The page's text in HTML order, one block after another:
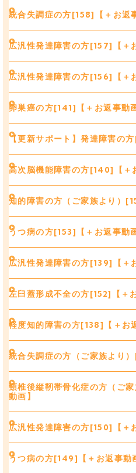
統合失調症の方[158]【＋お返
広汎性発達障害の方[157]【＋
広汎性発達障害の方[156]【＋
卵巣癌の方[141]【＋お返事動
【更新サポート】発達障害の
高次脳機能障害の方[140]【＋
知的障害の方（ご家族より）
うつ病の方[153]【＋お返事動
広汎性発達障害の方[139]【＋
左臼蓋形成不全の方[152]【＋
軽度知的障害の方[138]【＋お
統合失調症の方（ご家族より
頸椎後縦靭帯骨化症の方（ご
動画】
広汎性発達障害の方[150]【＋
うつ病の方[149]【＋お返事動